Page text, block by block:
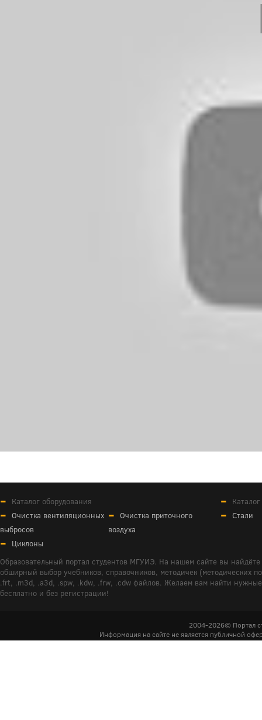
Каталог оборудования
Очистка вентиляционных
выбросов
Очистка приточного
воздуха
Циклоны
Стали
Образовательный портал студентов МГУИЭ. На нашем сайте вы
обширный выбор учебников, справочников, методичек (методических
.frt, .m3d, .a3d, .spw, .kdw, .frw, .cdw файлов. Желаем вам найти
бесплатно и без регистрации!
2004-2026© Портал
Информация на сайте не является публичной